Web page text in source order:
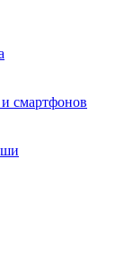
смартфонов